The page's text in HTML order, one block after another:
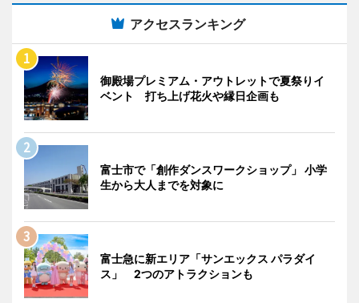
アクセスランキング
御殿場プレミアム・アウトレットで夏祭りイ
ベント 打ち上げ花火や縁日企画も
富士市で「創作ダンスワークショップ」 小学
生から大人までを対象に
富士急に新エリア「サンエックス パラダイ
ス」 2つのアトラクションも